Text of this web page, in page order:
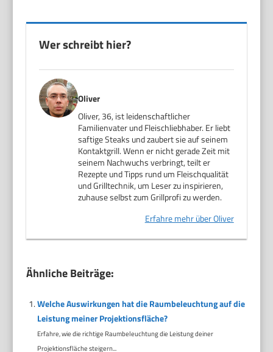
Wer schreibt hier?
Oliver
Oliver, 36, ist leidenschaftlicher
Familienvater und Fleischliebhaber. Er liebt
saftige Steaks und zaubert sie auf seinem
Kontaktgrill. Wenn er nicht gerade Zeit mit
seinem Nachwuchs verbringt, teilt er
Rezepte und Tipps rund um Fleischqualität
und Grilltechnik, um Leser zu inspirieren,
zuhause selbst zum Grillprofi zu werden.
Erfahre mehr über Oliver
Ähnliche Beiträge:
Welche Auswirkungen hat die Raumbeleuchtung auf die
Leistung meiner Projektionsfläche?
Erfahre, wie die richtige Raumbeleuchtung die Leistung deiner
Projektionsfläche steigern...